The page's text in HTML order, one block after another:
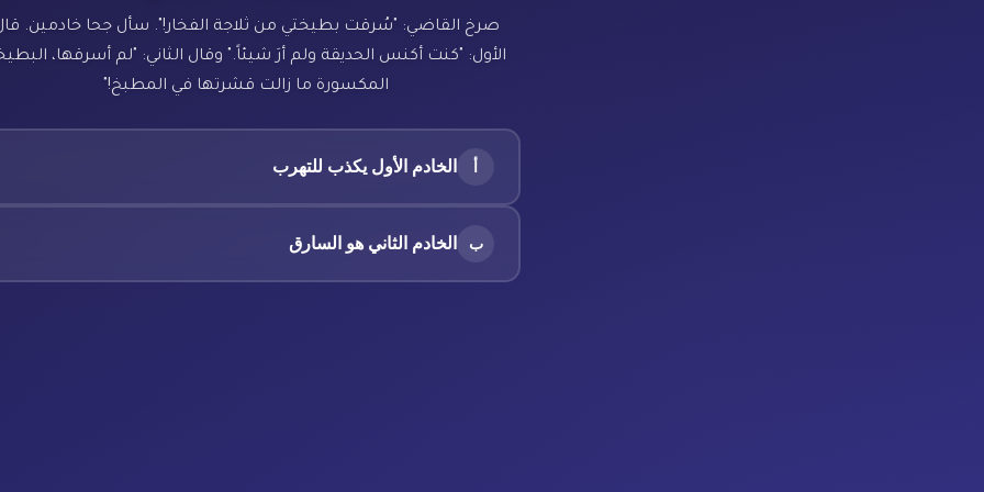
صرخ القاضي: "سُرقت بطيختي من ثلاجة الفخار!". سأل جحا خادمين.
الأول: "كنت أكنس الحديقة ولم أرَ شيئاً." وقال الثاني: "لم أسرقها،
المكسورة ما زالت قشرتها في المطبخ!"
أ الخادم الأول يكذب للتهرب
ب الخادم الثاني هو السارق